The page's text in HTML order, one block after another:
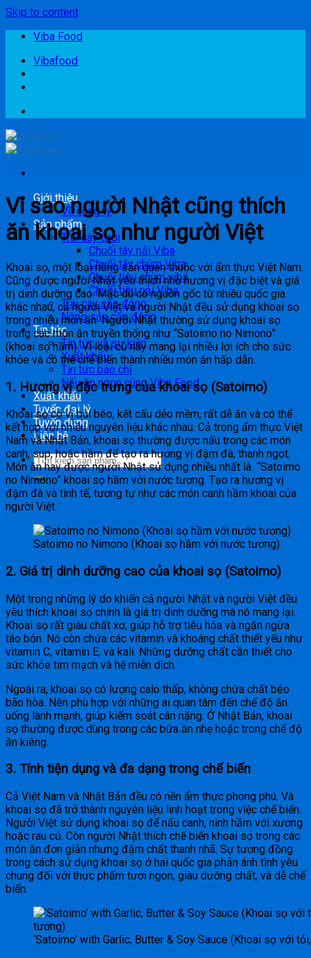
Skip to content
Viba Food
Vibafood
Giới thiệu
Về công ty
Sản phẩm
Trái cây tươi
Chuối tây nải Viba
Chuối tây chùm Viba
Chuối tiêu chùm viba
Chuối tiêu nải Viba
Trái cây cấp đông
Nông sản cấp đông
Tin tức
Tin tức và sự kiện
Xuất khẩu
Tin tức báo chí
Nấu ăn ngon cùng Viba Food
Xuất khẩu
Tuyển đại lý
Tuyển dụng
Liên hệ
Vì sao người Nhật cũng thích
ăn khoai sọ như người Việt
Khoai sọ, một loại nông sản quen thuộc với ẩm thực Việt Nam.
Cũng được người Nhật yêu thích nhờ hương vị đặc biệt và giá
trị dinh dưỡng cao. Mặc dù có nguồn gốc từ nhiều quốc gia
khác nhau, cả người Việt và người Nhật đều sử dụng khoai sọ
trong nhiều món ăn. Người Nhật thường sử dụng khoai sọ
trong các món ăn truyền thống như “Satoimo no Nimono”
(khoai sọ hầm). Vì loại củ này mang lại nhiều lợi ích cho sức
khỏe và có thể chế biến thành nhiều món ăn hấp dẫn.
1. Hương vị đặc trưng của khoai sọ (Satoimo)
Khoai sọ có vị bùi béo, kết cấu dẻo mềm, rất dễ ăn và có thể
kết hợp với nhiều nguyên liệu khác nhau. Cả trong ẩm thực Việt
Nam và Nhật Bản, khoai sọ thường được nấu trong các món
canh, súp, hoặc hầm để tạo ra hương vị đậm đà, thanh ngọt.
Món ăn hay được người Nhật sử dụng nhiều nhất là “Satoimo
no Nimono” khoai sọ hầm với nước tương. Tạo ra hương vị
đậm đà và tinh tế, tương tự như các món canh hầm khoai của
người Việt.
Satoimo no Nimono (Khoai sọ hầm với nước tương)
2. Giá trị dinh dưỡng cao của khoai sọ (Satoimo)
Một trong những lý do khiến cả người Nhật và người Việt đều
yêu thích khoai sọ chính là giá trị dinh dưỡng mà nó mang lại.
Khoai sọ rất giàu chất xơ, giúp hỗ trợ tiêu hóa và ngăn ngừa
táo bón. Nó còn chứa các vitamin và khoáng chất thiết yếu như
vitamin C, vitamin E, và kali. Những dưỡng chất cần thiết cho
sức khỏe tim mạch và hệ miễn dịch.
Ngoài ra, khoai sọ có lượng calo thấp, không chứa chất béo
bão hòa. Nên phù hợp với những ai quan tâm đến chế độ ăn
uống lành mạnh, giúp kiểm soát cân nặng. Ở Nhật Bản, khoai
sọ thường được dùng trong các bữa ăn nhẹ hoặc trong chế độ
ăn kiêng.
3. Tính tiện dụng và đa dạng trong chế biến
Cả Việt Nam và Nhật Bản đều có nền ẩm thực phong phú. Và
khoai sọ đã trở thành nguyên liệu linh hoạt trong việc chế biến.
Người Việt sử dụng khoai sọ để nấu canh, ninh hầm với xương
hoặc rau củ. Còn người Nhật thích chế biến khoai sọ trong các
món ăn đơn giản nhưng đậm chất thanh nhã. Sự tương đồng
trong cách sử dụng khoai sọ ở hai quốc gia phản ánh tình yêu
chung đối với thực phẩm tươi ngon, giàu dưỡng chất, và dễ chế
biến.
‘Satoimo’ with Garlic, Butter & Soy Sauce (Khoai sọ với